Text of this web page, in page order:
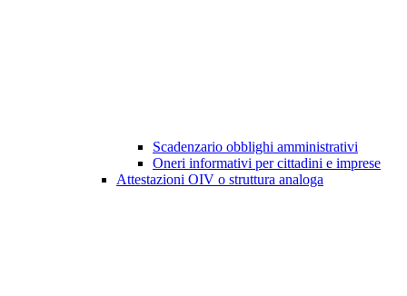
Scadenzario obblighi amministrativi
Oneri informativi per cittadini e imprese
Attestazioni OIV o struttura analoga